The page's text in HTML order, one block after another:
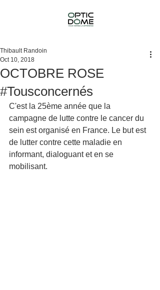
OCTOBRE ROSE
#Tousconcernés
Thibault Randoin
Oct 10, 2018
C'est la 25ème année que la
campagne de lutte contre le cancer du
sein est organisé en France. Le but est
de lutter contre cette maladie en
informant, dialoguant et en se
mobilisant.